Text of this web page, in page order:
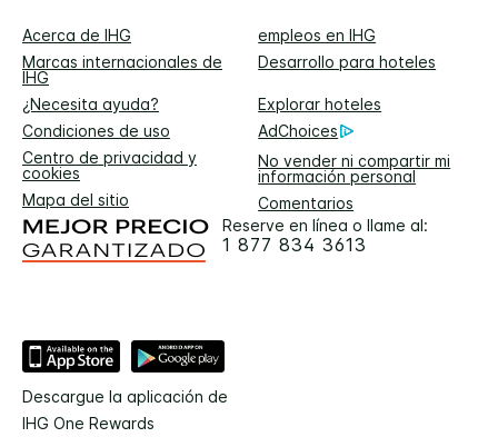
Acerca de IHG
empleos en IHG
Marcas internacionales de
IHG
Desarrollo para hoteles
¿Necesita ayuda?
Explorar hoteles
Condiciones de uso
AdChoices
Centro de privacidad y
cookies
No vender ni compartir mi
información personal
Mapa del sitio
Comentarios
Reserve en línea o llame al:
1 877 834 3613
Descargue la aplicación de
IHG One Rewards